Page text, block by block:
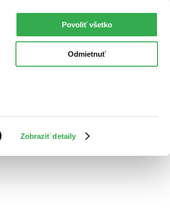
Zobraziť detaily
Povoliť všetko
Odmietnuť